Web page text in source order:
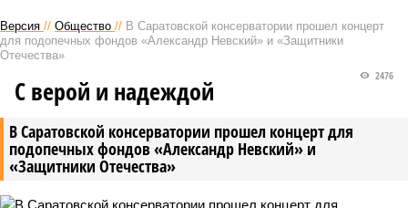
Версия // Общество // В Саратовской консерватории прошел концерт
для подопечных фондов «Александр Невский» и «Защитники
Отечества»
В Саратовской консерватории прошел концерт для
подопечных фондов «Александр Невский» и
«Защитники Отечества»
2476
С верой и надеждой